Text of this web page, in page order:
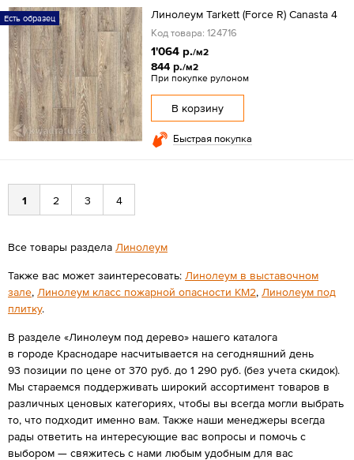
Есть образец Линолеум Tarkett (Force R) Canasta 4
Код товара: 124716
1'064 р./м2
844 р./м2
При покупке рулоном
В корзину
Быстрая покупка
1 2 3 4
Все товары раздела Линолеум
Также вас может заинтересовать: Линолеум в выставочном
зале, Линолеум класс пожарной опасности КМ2, Линолеум под
плитку.
В разделе «Линолеум под дерево» нашего каталога
в городе Краснодаре насчитывается на сегодняшний день
93 позиции по цене от 370 руб. до 1 290 руб. (без учета скидок).
Мы стараемся поддерживать широкий ассортимент товаров в
различных ценовых категориях, чтобы вы всегда могли выбрать
то, что подходит именно вам. Также наши менеджеры всегда
рады ответить на интересующие вас вопросы и помочь с
выбором — свяжитесь с нами любым удобным для вас